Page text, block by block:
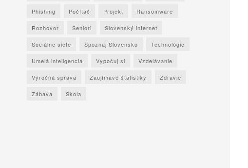
Phishing Počítač Projekt Ransomware
Rozhovor Seniori Slovenský internet
Sociálne siete Spoznaj Slovensko Technológie
Umelá inteligencia Vypočuj si Vzdelávanie
Výročná správa Zaujímavé štatistiky Zdravie
Zábava Škola